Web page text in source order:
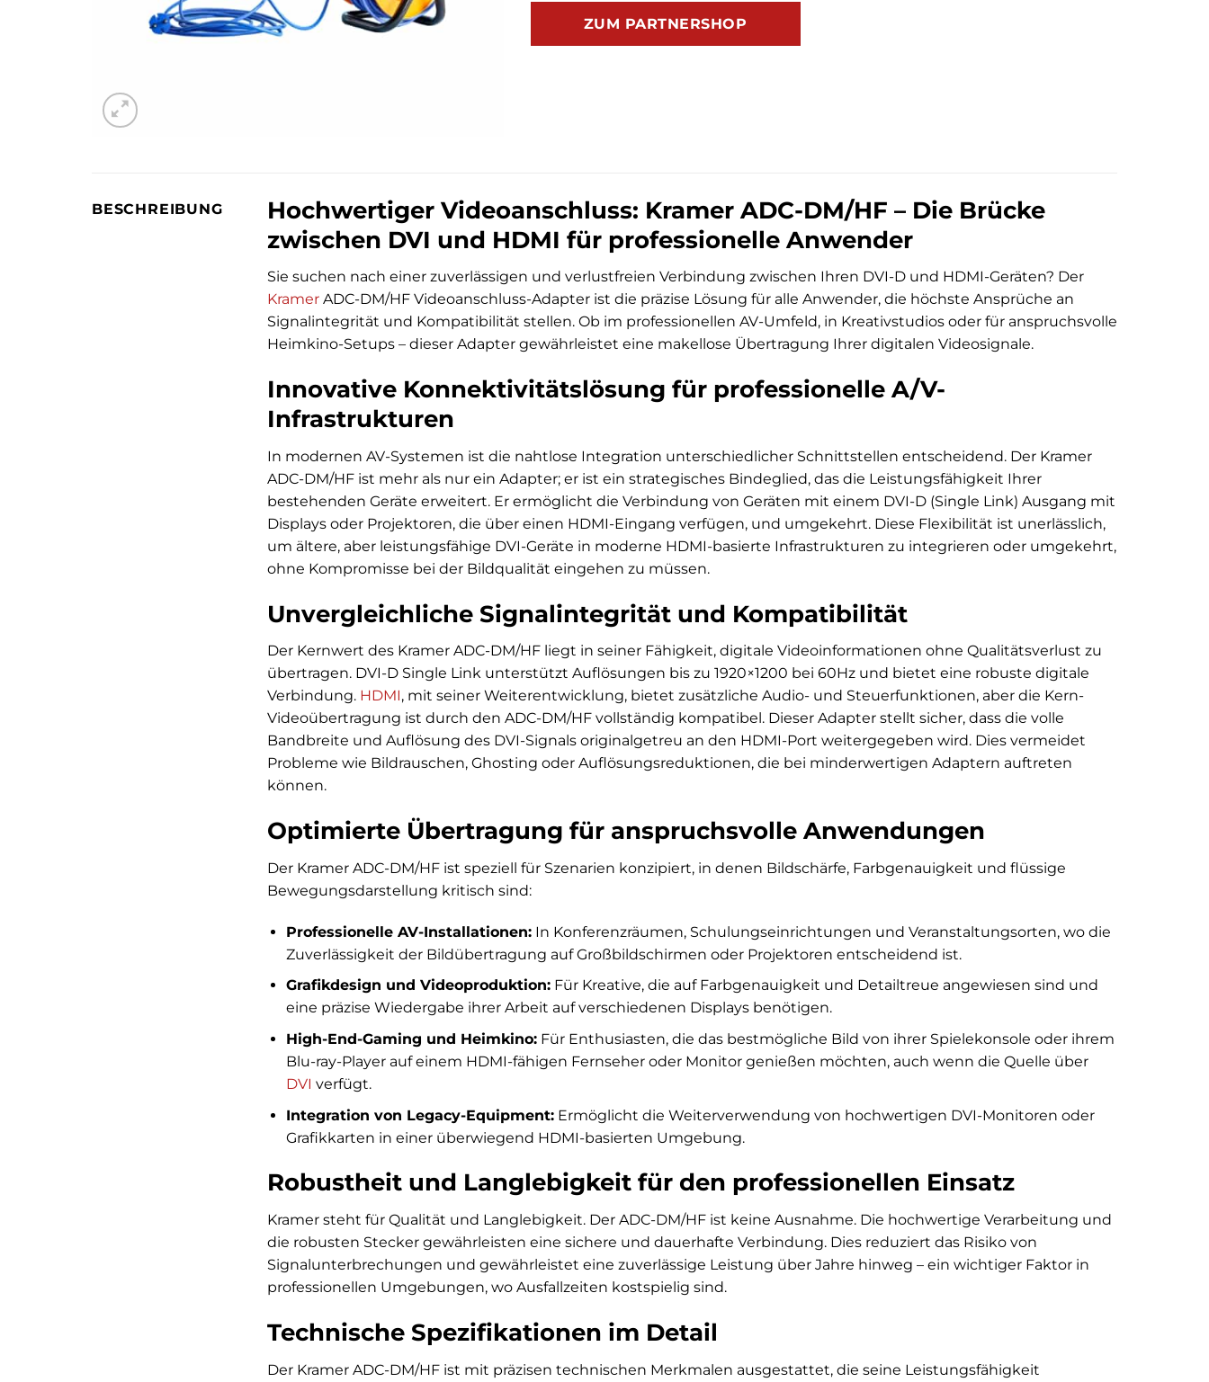
ZUM PARTNERSHOP
BESCHREIBUNG
Hochwertiger Videoanschluss: Kramer ADC-DM/HF – Die Brücke
zwischen DVI und HDMI für professionelle Anwender
Sie suchen nach einer zuverlässigen und verlustfreien Verbindung zwischen Ihren DVI-D und HDMI-Geräten? Der
Kramer ADC-DM/HF Videoanschluss-Adapter ist die präzise Lösung für alle Anwender, die höchste Ansprüche an
Signalintegrität und Kompatibilität stellen. Ob im professionellen AV-Umfeld, in Kreativstudios oder für anspruchsvolle
Heimkino-Setups – dieser Adapter gewährleistet eine makellose Übertragung Ihrer digitalen Videosignale.
Innovative Konnektivitätslösung für professionelle A/V-
Infrastrukturen
In modernen AV-Systemen ist die nahtlose Integration unterschiedlicher Schnittstellen entscheidend. Der Kramer
ADC-DM/HF ist mehr als nur ein Adapter; er ist ein strategisches Bindeglied, das die Leistungsfähigkeit Ihrer
bestehenden Geräte erweitert. Er ermöglicht die Verbindung von Geräten mit einem DVI-D (Single Link) Ausgang mit
Displays oder Projektoren, die über einen HDMI-Eingang verfügen, und umgekehrt. Diese Flexibilität ist unerlässlich,
um ältere, aber leistungsfähige DVI-Geräte in moderne HDMI-basierte Infrastrukturen zu integrieren oder umgekehrt,
ohne Kompromisse bei der Bildqualität eingehen zu müssen.
Unvergleichliche Signalintegrität und Kompatibilität
Der Kernwert des Kramer ADC-DM/HF liegt in seiner Fähigkeit, digitale Videoinformationen ohne Qualitätsverlust zu
übertragen. DVI-D Single Link unterstützt Auflösungen bis zu 1920×1200 bei 60Hz und bietet eine robuste digitale
Verbindung. HDMI, mit seiner Weiterentwicklung, bietet zusätzliche Audio- und Steuerfunktionen, aber die Kern-
Videoübertragung ist durch den ADC-DM/HF vollständig kompatibel. Dieser Adapter stellt sicher, dass die volle
Bandbreite und Auflösung des DVI-Signals originalgetreu an den HDMI-Port weitergegeben wird. Dies vermeidet
Probleme wie Bildrauschen, Ghosting oder Auflösungsreduktionen, die bei minderwertigen Adaptern auftreten
können.
Optimierte Übertragung für anspruchsvolle Anwendungen
Der Kramer ADC-DM/HF ist speziell für Szenarien konzipiert, in denen Bildschärfe, Farbgenauigkeit und flüssige
Bewegungsdarstellung kritisch sind:
Professionelle AV-Installationen:In Konferenzräumen, Schulungseinrichtungen und Veranstaltungsorten, wo die
Zuverlässigkeit der Bildübertragung auf Großbildschirmen oder Projektoren entscheidend ist.
Grafikdesign und Videoproduktion:Für Kreative, die auf Farbgenauigkeit und Detailtreue angewiesen sind und
eine präzise Wiedergabe ihrer Arbeit auf verschiedenen Displays benötigen.
High-End-Gaming und Heimkino:Für Enthusiasten, die das bestmögliche Bild von ihrer Spielekonsole oder ihrem
Blu-ray-Player auf einem HDMI-fähigen Fernseher oder Monitor genießen möchten, auch wenn die Quelle über
DVI verfügt.
Integration von Legacy-Equipment:Ermöglicht die Weiterverwendung von hochwertigen DVI-Monitoren oder
Grafikkarten in einer überwiegend HDMI-basierten Umgebung.
Robustheit und Langlebigkeit für den professionellen Einsatz
Kramer steht für Qualität und Langlebigkeit. Der ADC-DM/HF ist keine Ausnahme. Die hochwertige Verarbeitung und
die robusten Stecker gewährleisten eine sichere und dauerhafte Verbindung. Dies reduziert das Risiko von
Signalunterbrechungen und gewährleistet eine zuverlässige Leistung über Jahre hinweg – ein wichtiger Faktor in
professionellen Umgebungen, wo Ausfallzeiten kostspielig sind.
Technische Spezifikationen im Detail
Der Kramer ADC-DM/HF ist mit präzisen technischen Merkmalen ausgestattet, die seine Leistungsfähigkeit